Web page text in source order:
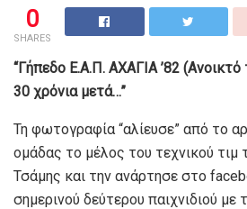
0
SHARES
“Γήπεδο Ε.Α.Π. ΑΧΑΓΙΑ ’82 (Ανοικτό
30 χρόνια μετά…”
Τη φωτογραφία “αλίευσε” από το
ομάδας το μέλος του τεχνικού τιμ
Τσάμης και την ανάρτησε στο
σημερινού δεύτερου παιχνιδιού